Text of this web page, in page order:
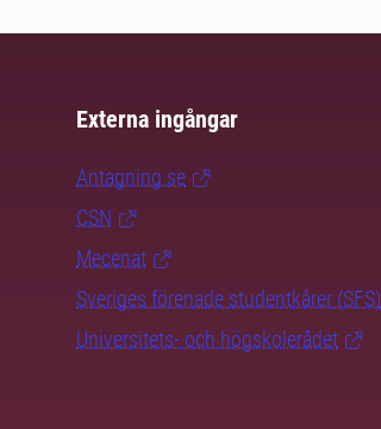
Externa ingångar
Antagning.se
CSN
Mecenat
Sveriges förenade studentkårer (SFS)
Universitets- och högskolerådet